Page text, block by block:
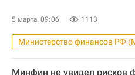
Строительство
5 марта, 09:06 1113
Министерство финансов РФ
Россия
Ипотека
Минфин не увидел рисков